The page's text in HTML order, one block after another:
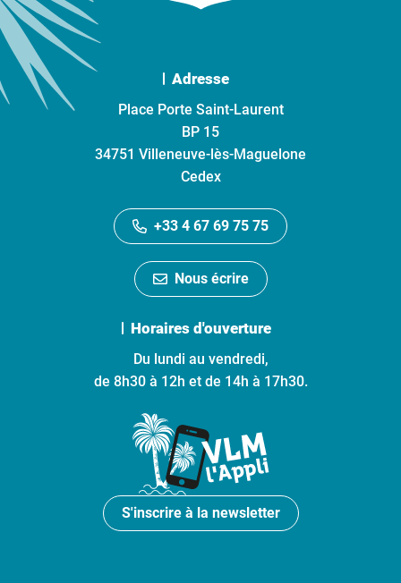
Adresse
Place Porte Saint-Laurent
BP 15
34751 Villeneuve-lès-Maguelone
Cedex
+33 4 67 69 75 75
Nous écrire
Horaires d'ouverture
Du lundi au vendredi,
de 8h30 à 12h et de 14h à 17h30.
S'inscrire à la newsletter